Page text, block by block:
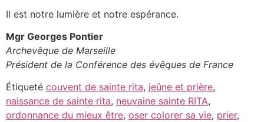
Il est notre lumière et notre espérance.
Mgr Georges Pontier
Archevêque de Marseille
Président de la Conférence des évêques de France
Étiqueté couvent de sainte rita, jeûne et prière,
naissance de sainte rita, neuvaine sainte RITA,
ordonnance du mieux être, oser colorer sa vie, prier,